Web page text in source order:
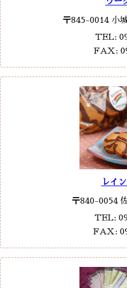
〒845-0014 小
TEL:
FAX:
レイ
〒840-0054
TEL:
FAX: